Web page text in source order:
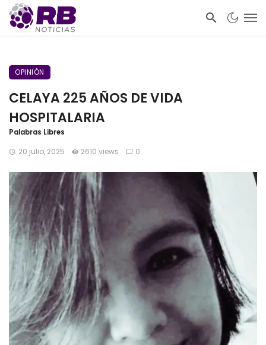
OPINIÓN
CELAYA 225 AÑOS DE VIDA
HOSPITALARIA
Palabras Libres
20 julio, 2025 2610 views 0